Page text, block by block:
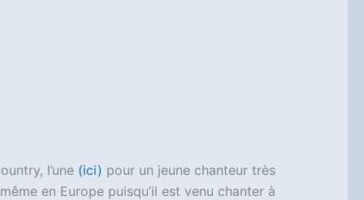
l’une (ici) pour un jeune chanteur très
en Europe puisqu’il est venu chanter à